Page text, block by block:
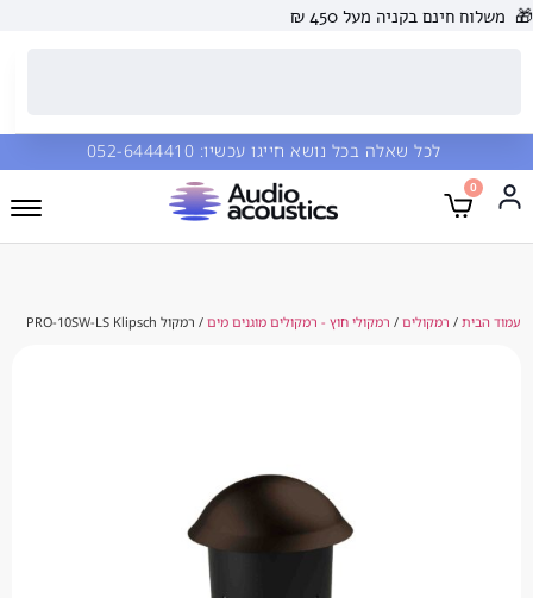
בקניה מעל 450 ₪
שאלה בכל נושא חייגו עכשיו: 052-6444410
/רמקולי חוץ - רמקולים מוגנים מים/ רמקול PRO-10SW-LS Klipsch